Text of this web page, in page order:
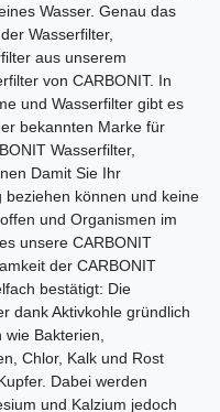
Wasser. Genau das
Wasserfilter,
aus unserem
von CARBONIT. In
und Wasserfilter gibt es
bekannten Marke für
Wasserfilter,
Damit Sie Ihr
können und keine
und Organismen im
unsere CARBONIT
der CARBONIT
bestätigt: Die
dank Aktivkohle gründlich
Bakterien,
Chlor, Kalk und Rost
Dabei werden
und Kalzium jedoch